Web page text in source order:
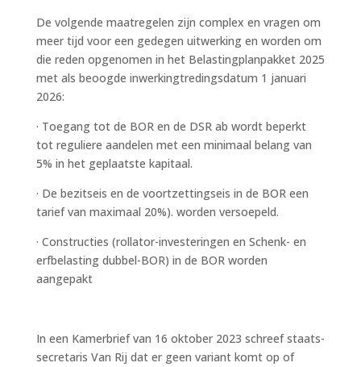
De volgende maatregelen zijn complex en vragen om
meer tijd voor een gedegen uitwerking en worden om
die reden opgenomen in het Belastingplanpakket 2025
met als beoogde inwerkingtredingsdatum 1 januari
2026:
· Toegang tot de BOR en de DSR ab wordt beperkt
tot reguliere aandelen met een minimaal belang van
5% in het geplaatste kapitaal.
· De bezitseis en de voortzettingseis in de BOR een
tarief van maximaal 20%). worden versoepeld.
· Constructies (rollator-investeringen en Schenk- en
erfbelasting dubbel-BOR) in de BOR worden
aangepakt
In een Kamerbrief van 16 oktober 2023 schreef staats-
secretaris Van Rij dat er geen variant komt op of